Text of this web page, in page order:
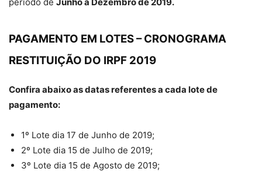
PAGAMENTO EM LOTES – CRONOGRAMA
RESTITUIÇÃO DO IRPF 2019
Confira abaixo as datas referentes a cada lote de
pagamento:
1º Lote dia 17 de Junho de 2019;
2º Lote dia 15 de Julho de 2019;
3º Lote dia 15 de Agosto de 2019;